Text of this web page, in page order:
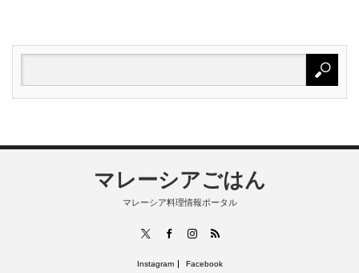
マレーシアごはん
マレーシア料理情報ポータル
FacebookInstagram
RSS
Instagram Facebook